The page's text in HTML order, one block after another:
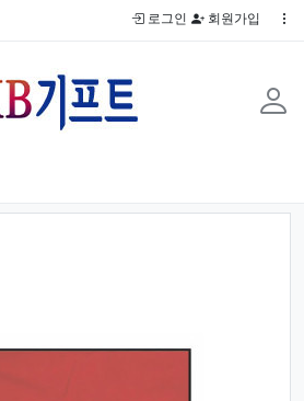
로그인 회원가입